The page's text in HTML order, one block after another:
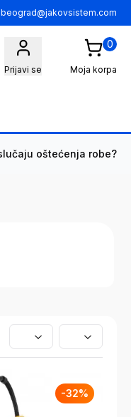
beograd@jakovsistem.com
Prijavi se
0
Moja korpa
oštećenja robe?
-32%